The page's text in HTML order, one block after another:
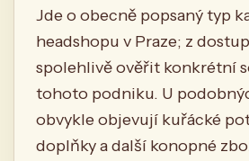
Jde o obecně popsaný typ
headshopu v Praze; z
spolehlivě ověřit konkrétní
tohoto podniku. U
obvykle objevují kuřácké
doplňky a další konopné